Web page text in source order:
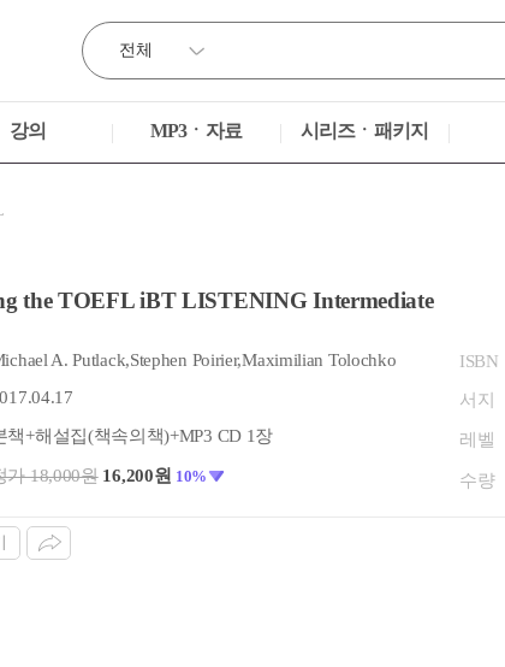
강의 MP3ㆍ자료 시리즈ㆍ패키지
the TOEFL iBT LISTENING Intermediate
A. Putlack,Stephen Poirier,Maximilian Tolochko
책+해설집(책속의책)+MP3 CD 1장
가 18,000원 16,200원 10%
ISBN
서지
레벨
수량